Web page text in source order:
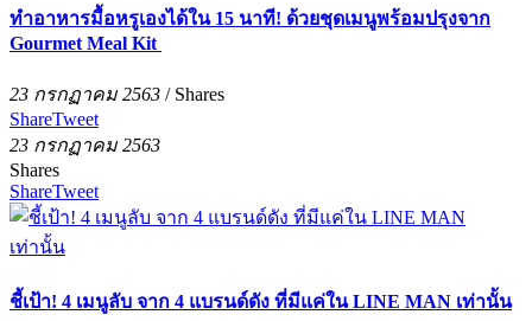
ทำอาหารมื้อหรูเองได้ใน 15 นาที! ด้วยชุดเมนูพร้อมปรุงจาก
Gourmet Meal Kit
23 กรกฏาคม 2563 / Shares
ShareTweet
23 กรกฏาคม 2563
Shares
ShareTweet
ชี้เป้า! 4 เมนูลับ จาก 4 แบรนด์ดัง ที่มีแค่ใน LINE MAN เท่านั้น